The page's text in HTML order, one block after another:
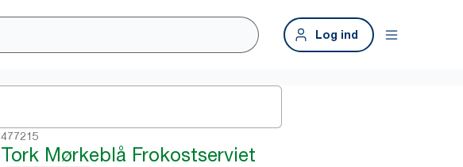
Log ind
477215
Tork Mørkeblå Frokostserviet